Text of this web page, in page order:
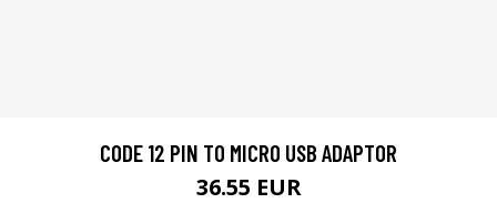
CODE 12 PIN TO MICRO USB ADAPTOR
36.55 EUR